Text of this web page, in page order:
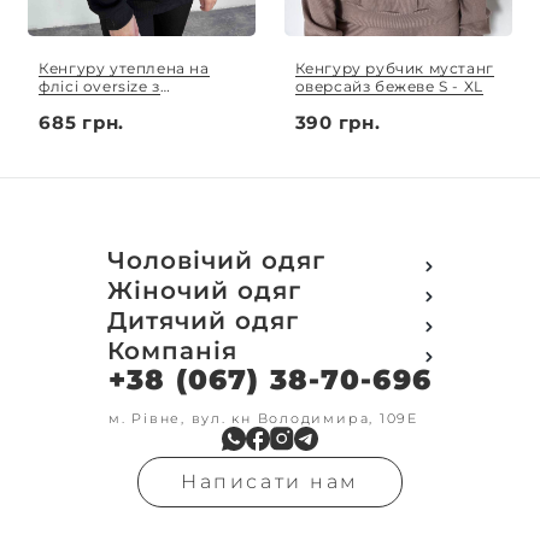
Кенгуру утеплена на
флісі oversize з
S - XL
685 грн.
Кенгуру рубчик мустанг
оверсайз бежеве S - XL
390 грн.
Чоловічий одяг
Футболки
Футболки Polo
Кофти
Світшот
Кенгуру
Кофта з замком
Олімпійки
Флісові кофти
Гольфи
Реглан
Жіночий одяг
Футболки
Поло
Кофти
Світшот
Олімпійки
Кофта на замку
Бомбери
В'язка
Гольфи
Дитячий одяг
Футболки
Кофти
Світшоти
Кенгуру
Кенгуру замок
Костюми
Штани
Шорти
Компанія
Про компанію
Доставка та оплата
Друк на замовлення
Обмін та повернення
Контакти
Умови оформлення
замовлення
+38 (067) 38-70-696
м. Рівне, вул. кн Володимира, 109Е
Написати нам